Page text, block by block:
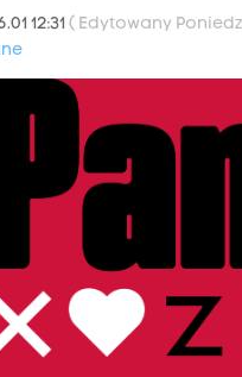
12:31( Edytowany